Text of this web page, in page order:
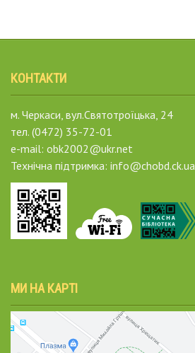
КОНТАКТИ
м. Черкаси, вул.Святотроїцька, 24
тел. (0472) 35-72-01
e-mail: obk2002@ukr.net
Технічна підтримка: info@chobd.ck.ua
МИ НА КАРТІ